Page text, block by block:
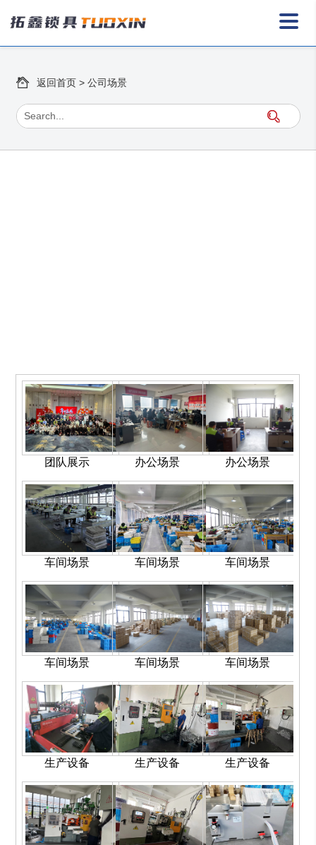
返回首页 >公司场景
团队展示 办公场景 办公场景
车间场景 车间场景 车间场景
车间场景 车间场景 车间场景
生产设备 生产设备 生产设备